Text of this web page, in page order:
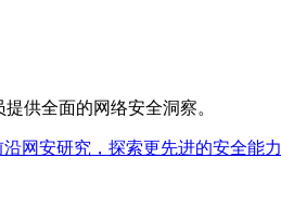
供全面的网络安全洞察。
沿网安研究，探索更先进的安全能力